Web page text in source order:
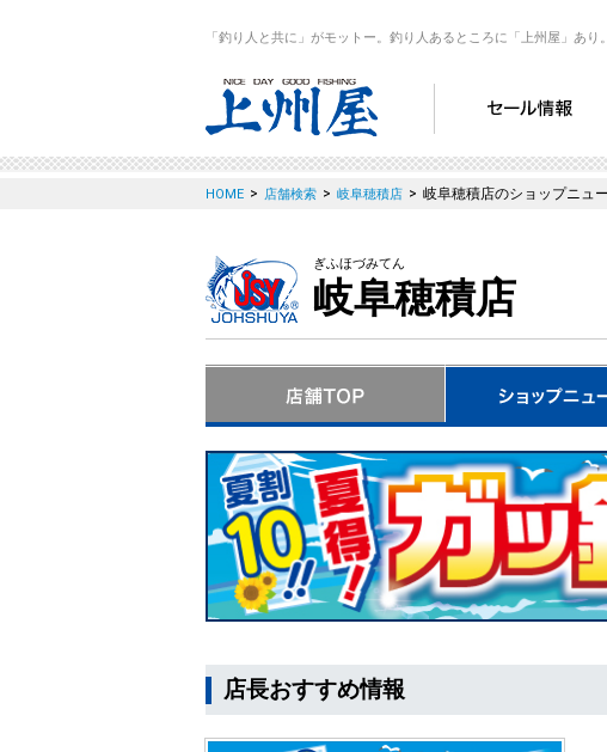
「釣り人と共に」がモットー。釣り人あるところに「上州屋」あり。
HOME > 店舗検索 > 岐阜穂積店 > 岐阜穂積店のショップニュ
ぎふほづみてん
岐阜穂積店
店長おすすめ情報